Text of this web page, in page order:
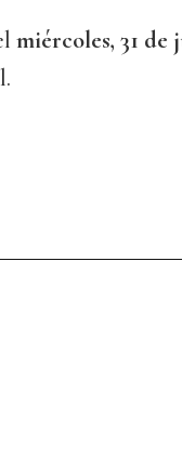
miércoles, 31 de